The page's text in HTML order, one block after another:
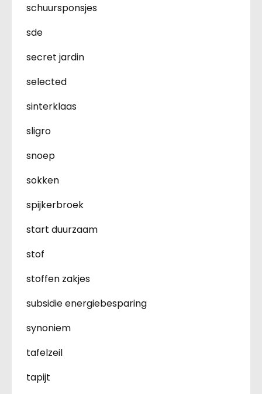
schuursponsjes
sde
secret jardin
selected
sinterklaas
sligro
snoep
sokken
spijkerbroek
start duurzaam
stof
stoffen zakjes
subsidie energiebesparing
synoniem
tafelzeil
tapijt